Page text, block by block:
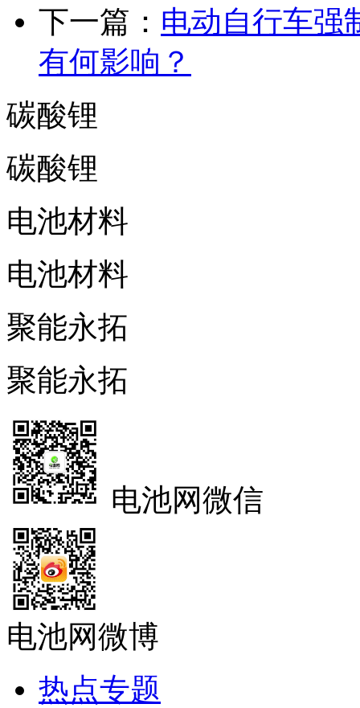
下一篇： 电动自行车强
有何影响？
碳酸锂
碳酸锂
电池材料
电池材料
聚能永拓
聚能永拓
电池网微信
电池网微博
热点专题